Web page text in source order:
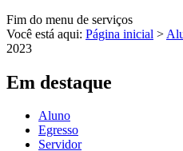
Fim do menu de serviços
Você está aqui: Página inicial >
2023
Em destaque
Aluno
Egresso
Servidor